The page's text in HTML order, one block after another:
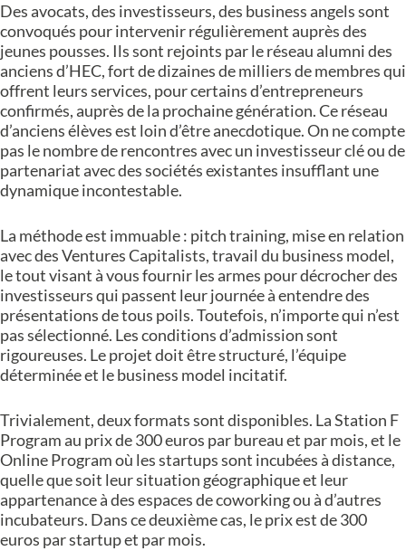
Des avocats, des investisseurs, des business angels sont
convoqués pour intervenir régulièrement auprès des
jeunes pousses. Ils sont rejoints par le réseau alumni des
anciens d’HEC, fort de dizaines de milliers de membres qui
offrent leurs services, pour certains d’entrepreneurs
confirmés, auprès de la prochaine génération. Ce réseau
d’anciens élèves est loin d’être anecdotique. On ne compte
pas le nombre de rencontres avec un investisseur clé ou de
partenariat avec des sociétés existantes insufflant une
dynamique incontestable.
La méthode est immuable : pitch training, mise en relation
avec des Ventures Capitalists, travail du business model,
le tout visant à vous fournir les armes pour décrocher des
investisseurs qui passent leur journée à entendre des
présentations de tous poils. Toutefois, n’importe qui n’est
pas sélectionné. Les conditions d’admission sont
rigoureuses. Le projet doit être structuré, l’équipe
déterminée et le business model incitatif.
Trivialement, deux formats sont disponibles. La Station F
Program au prix de 300 euros par bureau et par mois, et le
Online Program où les startups sont incubées à distance,
quelle que soit leur situation géographique et leur
appartenance à des espaces de coworking ou à d’autres
incubateurs. Dans ce deuxième cas, le prix est de 300
euros par startup et par mois.